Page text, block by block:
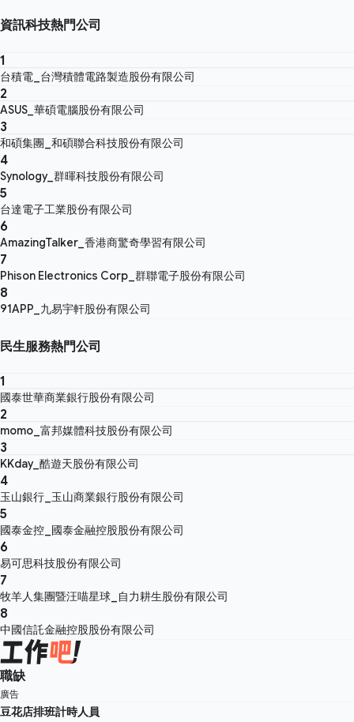
資訊科技熱門公司
1
台積電_台灣積體電路製造股份有限公司
2
ASUS_華碩電腦股份有限公司
3
和碩集團_和碩聯合科技股份有限公司
4
Synology_群暉科技股份有限公司
5
台達電子工業股份有限公司
6
AmazingTalker_香港商驚奇學習有限公司
7
Phison Electronics Corp_群聯電子股份有限公司
8
91APP_九易宇軒股份有限公司
民生服務熱門公司
1
國泰世華商業銀行股份有限公司
2
momo_富邦媒體科技股份有限公司
3
KKday_酷遊天股份有限公司
4
玉山銀行_玉山商業銀行股份有限公司
5
國泰金控_國泰金融控股股份有限公司
6
易可思科技股份有限公司
7
牧羊人集團暨汪喵星球_自力耕生股份有限公司
8
中國信託金融控股股份有限公司
職缺
廣告
豆花店排班計時人員